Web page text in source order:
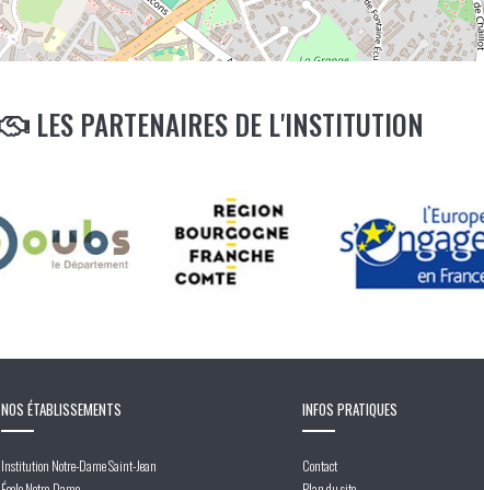
LES PARTENAIRES DE L'INSTITUTION
NOS ÉTABLISSEMENTS
Institution Notre-Dame Saint-Jean
INFOS PRATIQUES
Contact